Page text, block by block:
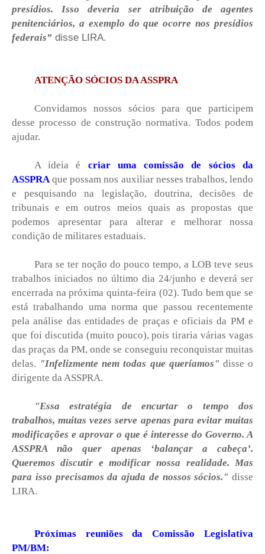
presídios. Isso deveria ser atribuição de agentes
penitenciários, a exemplo do que ocorre nos presídios
federais” disse LIRA.
ATENÇÃO SÓCIOS DA ASSPRA
Convidamos nossos sócios para que participem
desse processo de construção normativa. Todos podem
ajudar.
A ideia é criar uma comissão de sócios da
ASSPRAque possam nos auxiliar nesses trabalhos, lendo
e pesquisando na legislação, doutrina, decisões de
tribunais e em outros meios quais as propostas que
podemos apresentar para alterar e melhorar nossa
condição de militares estaduais.
Para se ter noção do pouco tempo, a LOB teve seus
trabalhos iniciados no último dia 24/junho e deverá ser
encerrada na próxima quinta-feira (02). Tudo bem que se
está trabalhando uma norma que passou recentemente
pela análise das entidades de praças e oficiais da PM e
que foi discutida (muito pouco), pois tiraria várias vagas
das praças da PM, onde se conseguiu reconquistar muitas
delas. "Infelizmente nem todas que queríamos" disse o
dirigente da ASSPRA.
"Essa estratégia de encurtar o tempo dos
trabalhos, muitas vezes serve apenas para evitar muitas
modificações e aprovar o que é interesse do Governo. A
ASSPRA não quer apenas ‘balançar a cabeça’.
Queremos discutir e modificar nossa realidade. Mas
para isso precisamos da ajuda de nossos sócios." disse
LIRA.
Próximas reuniões da Comissão Legislativa
PM/BM: